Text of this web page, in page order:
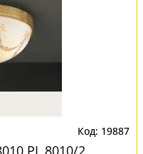
19887
PL 8010/2